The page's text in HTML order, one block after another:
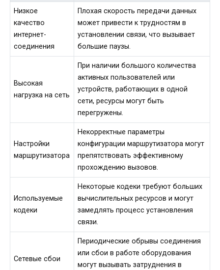
Низкое
качество
интернет-
соединения
Плохая скорость передачи данных
может привести к трудностям в
установлении связи, что вызывает
большие паузы.
Высокая
нагрузка на сеть
При наличии большого количества
активных пользователей или
устройств, работающих в одной
сети, ресурсы могут быть
перегружены.
Настройки
маршрутизатора
Некорректные параметры
конфигурации маршрутизатора могут
препятствовать эффективному
прохождению вызовов.
Используемые
кодеки
Некоторые кодеки требуют больших
вычислительных ресурсов и могут
замедлять процесс установления
связи.
Сетевые сбои
Периодические обрывы соединения
или сбои в работе оборудования
могут вызывать затруднения в